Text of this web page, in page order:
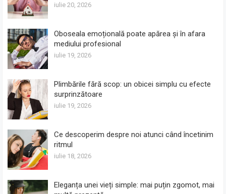
iulie 20, 2026
Oboseala emoțională poate apărea și în afara
mediului profesional
iulie 19, 2026
Plimbările fără scop: un obicei simplu cu efecte
surprinzătoare
iulie 19, 2026
Ce descoperim despre noi atunci când încetinim
ritmul
iulie 18, 2026
Eleganța unei vieți simple: mai puțin zgomot, mai